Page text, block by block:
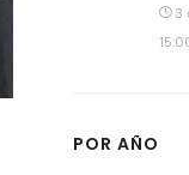
3
POR AÑO